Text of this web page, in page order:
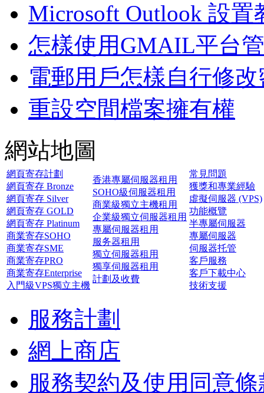
Microsoft Outlook 設置
怎樣使用GMAIL平台
電郵用戶怎樣自行修改
重設空間檔案擁有權
網站地圖
網頁寄存計劃
網頁寄存 Bronze
網頁寄存 Silver
網頁寄存 GOLD
網頁寄存 Platinum
商業寄存SOHO
商業寄存SME
商業寄存PRO
商業寄存Enterprise
入門級VPS獨立主機
香港專屬伺服器租用
SOHO級伺服器租用
商業級獨立主機租用
企業級獨立伺服器租用
專屬伺服器租用
服务器租用
獨立伺服器租用
獨享伺服器租用
計劃及收費
常見問題
獲獎和專業經驗
虛擬伺服器 (VPS)
功能概覽
半專屬伺服器
專屬伺服器
伺服器托管
客戶服務
客戶下載中心
技術支援
服務計劃
網上商店
服務契約及使用同意條